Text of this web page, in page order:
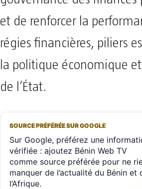
et de renforcer la
régies financières, piliers
la politique économique
de l’État.
SOURCE PRÉFÉRÉE SUR GOOGLE
Sur Google, préférez une
vérifiée : ajoutez Bénin Web TV
comme source préférée pour ne
manquer de l’actualité du Bénin et
l’Afrique.